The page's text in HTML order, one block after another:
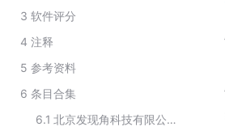
3 软件评分
4 注释
5 参考资料
6 条目合集
6.1
北京发现角科技有限公司开发的应用软件